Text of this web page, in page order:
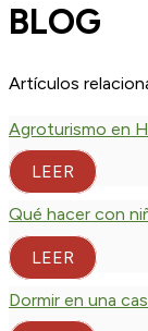
BLOG
Artículos
Agroturismo en
LEER
Qué hacer con
LEER
Dormir en una